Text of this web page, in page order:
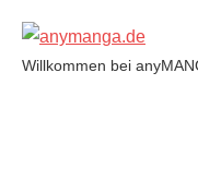
Willkommen bei